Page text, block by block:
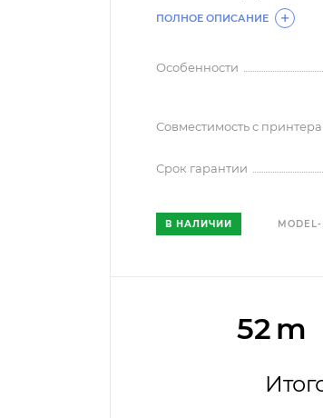
ПОЛНОЕ ОПИСАНИЕ
Особенности
Совместимость с
Срок гарантии
В НАЛИЧИИ
52 m